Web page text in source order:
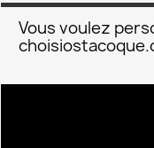
Vous voulez